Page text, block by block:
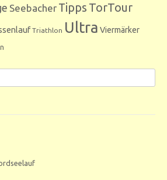
Seebacher Tipps TorTour
Triathlon Ultra Viermärker